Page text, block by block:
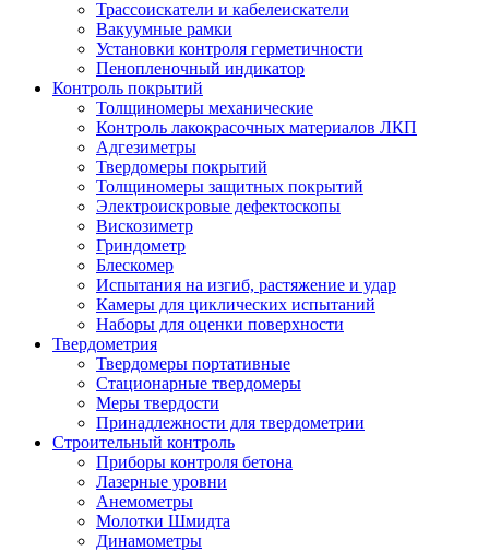
Трассоискатели и кабелеискатели
Вакуумные рамки
Установки контроля герметичности
Пенопленочный индикатор
Контроль покрытий
Толщиномеры механические
Контроль лакокрасочных материалов ЛКП
Адгезиметры
Твердомеры покрытий
Толщиномеры защитных покрытий
Электроискровые дефектоскопы
Вискозиметр
Гриндометр
Блескомер
Испытания на изгиб, растяжение и удар
Камеры для циклических испытаний
Наборы для оценки поверхности
Твердометрия
Твердомеры портативные
Стационарные твердомеры
Меры твердости
Принадлежности для твердометрии
Строительный контроль
Приборы контроля бетона
Лазерные уровни
Анемометры
Молотки Шмидта
Динамометры